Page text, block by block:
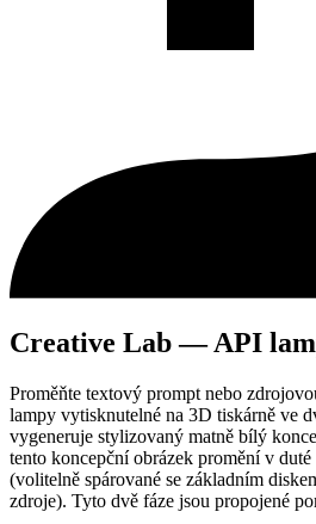
Creative Lab — API
Proměňte textový prompt nebo
lampy vytisknutelné na 3D tiskárně ve
vygeneruje stylizovaný matně bílý
tento koncepční obrázek promění v
(volitelně spárované se základním
zdroje). Tyto dvě fáze jsou propojené